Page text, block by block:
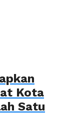
Kota
Satu